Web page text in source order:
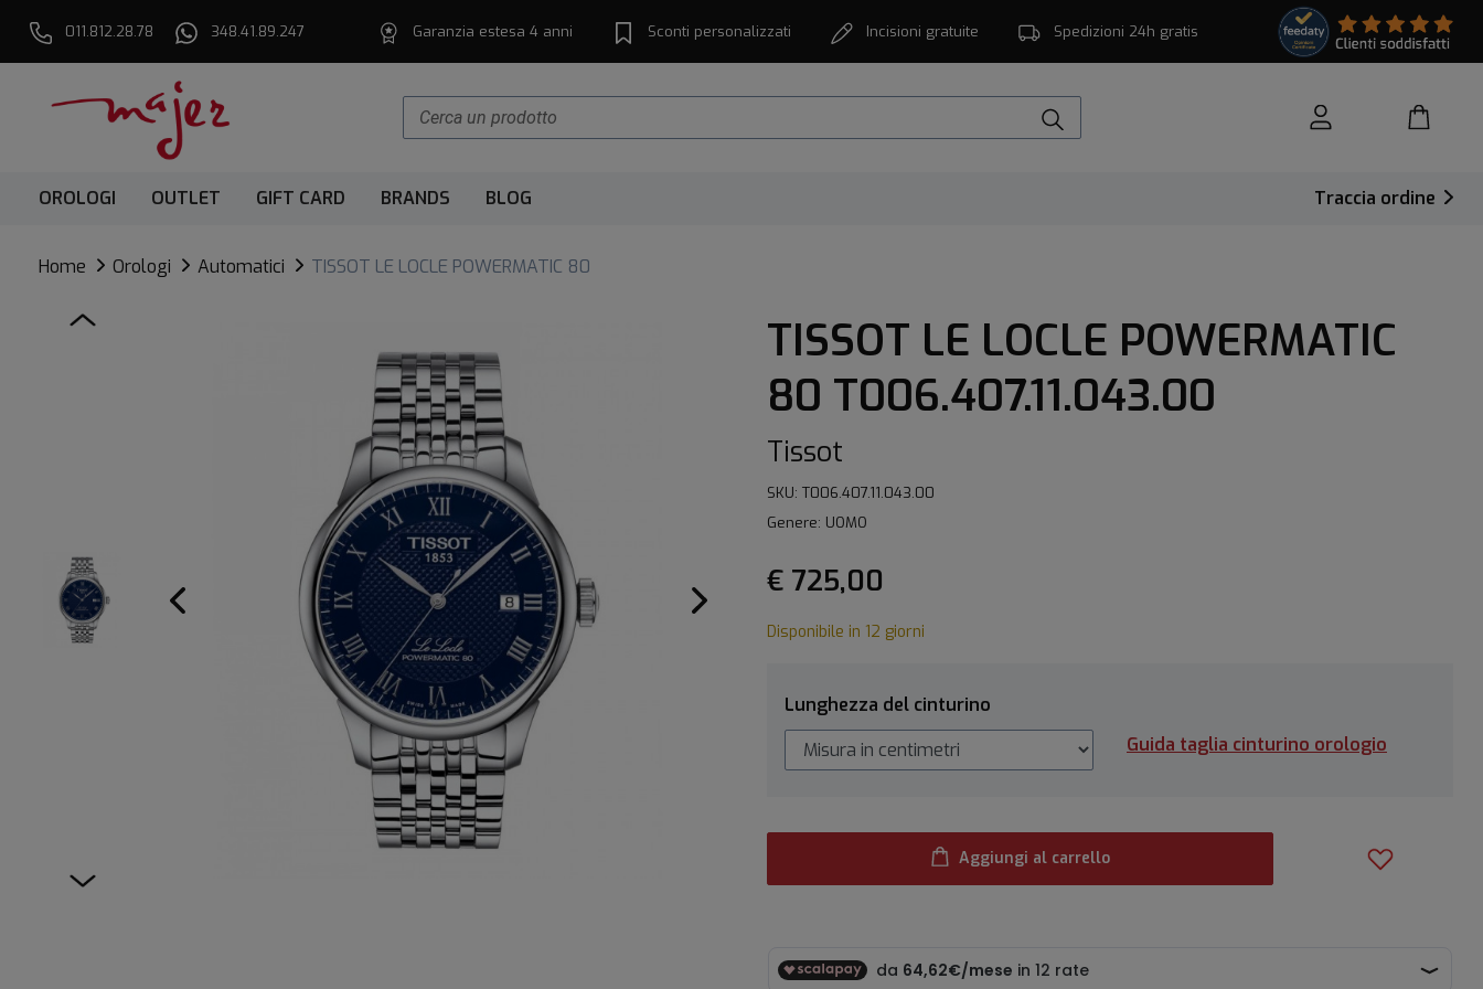
011.812.28.78 348.41.89.247 Garanzia estesa 4 anni Sconti personalizzati Incisioni gratuite Spedizioni 24h gratis
OROLOGI OUTLET GIFT CARD BRANDS BLOG Traccia ordine
Home Orologi Automatici TISSOT LE LOCLE POWERMATIC 80
TISSOT LE LOCLE POWERMATIC
80 T006.407.11.043.00
Tissot
SKU: T006.407.11.043.00
Genere: UOMO
€ 725,00
Disponibile in 12 giorni
Lunghezza del cinturino
Guida taglia cinturino orologio
Aggiungi al carrello